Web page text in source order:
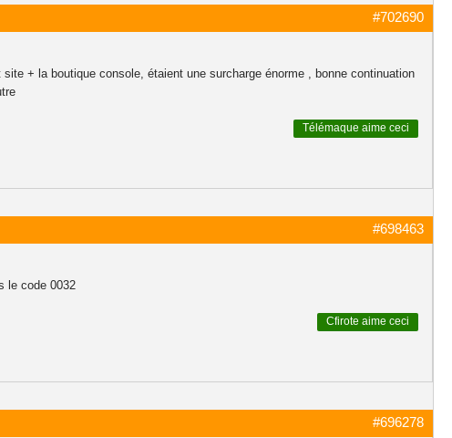
#702690
+ la boutique console, étaient une surcharge énorme , bonne continuation
Télémaque aime ceci
#698463
le code 0032
Cfirote aime ceci
#696278